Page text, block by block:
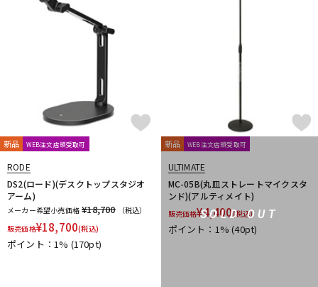
新品 WEB注文店頭受取可
RODE
DS2(ロード)(デスクトップスタジオ
アーム)
メーカー希望小売価格 ¥18,700
（税込）
販売価格¥18,700(税込)
ポイント：1% (170pt)
SOLD OUT
新品 WEB注文店頭受取可
ULTIMATE
MC-05B(丸皿ストレートマイクスタ
ンド)(アルティメイト)
販売価格¥4,400(税込)
ポイント：1%(40pt)